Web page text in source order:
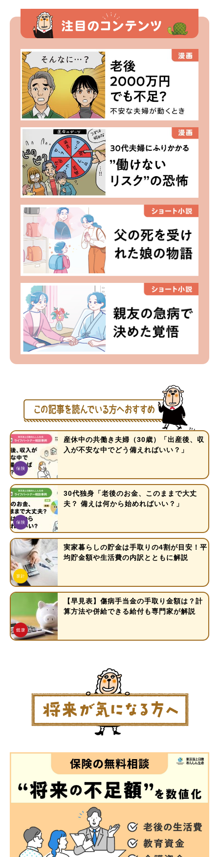
産休中の共働き夫婦（30歳）「出産後、収
入が不安な中でどう備えればいい？」
30代独身「老後のお金、このままで大丈
夫？ 備えは何から始めればいい？」
実家暮らしの貯金は手取りの4割が目安！平
均貯金額や生活費の内訳とともに解説
【早見表】傷病手当金の手取り金額は？計
算方法や併給できる給付も専門家が解説